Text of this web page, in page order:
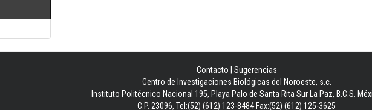
Contacto
Sugerencias
Centro de Investigaciones Biológicas del Noroeste, s.c.
Instituto Politécnico Nacional 195, Playa Palo de Santa Rita Sur La Paz, B.C.S.
C.P. 23096, Tel:(52) (612) 123-8484 Fax:(52) (612) 125-3625